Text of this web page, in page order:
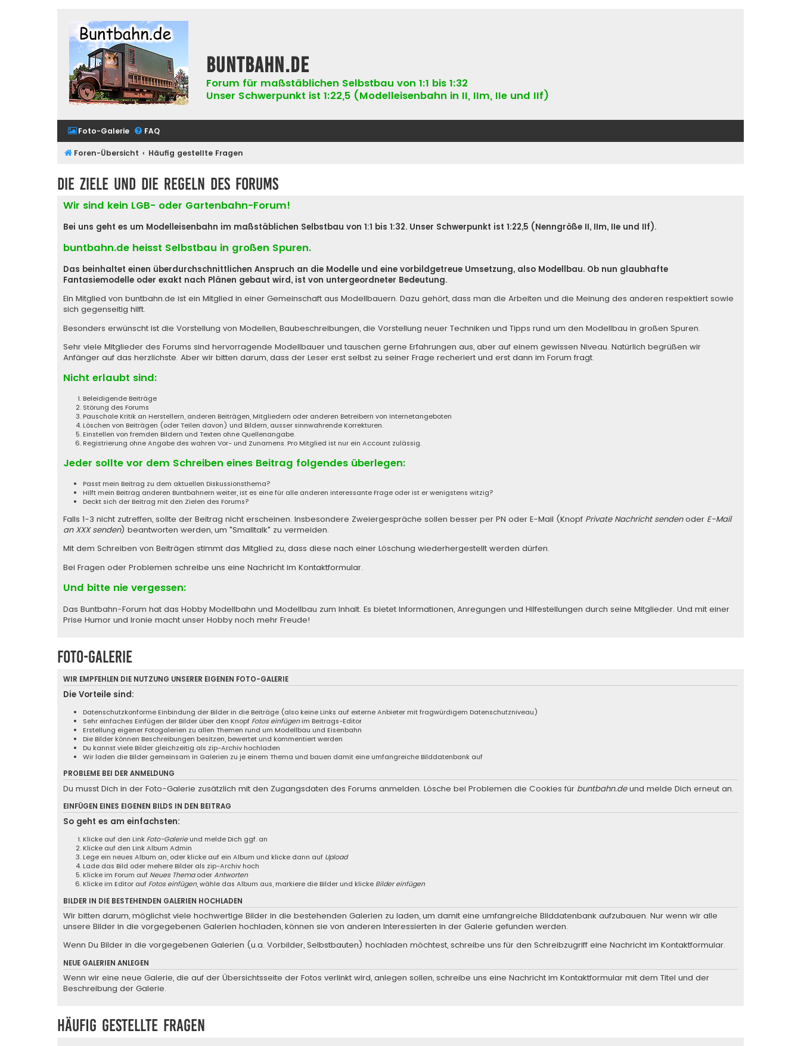
buntbahn.de
Forum für maßstäblichen Selbstbau von 1:1 bis 1:32
Unser Schwerpunkt ist 1:22,5 (Modelleisenbahn in II, IIm, IIe und IIf)
Foto-Galerie FAQ
Foren-Übersicht Häufig gestellte Fragen
Die Ziele und die Regeln des Forums
Wir sind kein LGB- oder Gartenbahn-Forum!
Bei uns geht es um Modelleisenbahn im maßstäblichen Selbstbau von 1:1 bis 1:32. Unser Schwerpunkt ist 1:22,5 (Nenngröße II, IIm, IIe und IIf).
buntbahn.de heisst Selbstbau in großen Spuren.
Das beinhaltet einen überdurchschnittlichen Anspruch an die Modelle und eine vorbildgetreue Umsetzung, also Modellbau. Ob nun glaubhafte
Fantasiemodelle oder exakt nach Plänen gebaut wird, ist von untergeordneter Bedeutung.
Ein Mitglied von buntbahn.de ist ein Mitglied in einer Gemeinschaft aus Modellbauern. Dazu gehört, dass man die Arbeiten und die Meinung des anderen respektiert sowie
sich gegenseitig hilft.
Besonders erwünscht ist die Vorstellung von Modellen, Baubeschreibungen, die Vorstellung neuer Techniken und Tipps rund um den Modellbau in großen Spuren.
Sehr viele Mitglieder des Forums sind hervorragende Modellbauer und tauschen gerne Erfahrungen aus, aber auf einem gewissen Niveau. Natürlich begrüßen wir
Anfänger auf das herzlichste. Aber wir bitten darum, dass der Leser erst selbst zu seiner Frage recheriert und erst dann im Forum fragt.
Nicht erlaubt sind:
Beleidigende Beiträge
Störung des Forums
Pauschale Kritik an Herstellern, anderen Beiträgen, Mitgliedern oder anderen Betreibern von Internetangeboten
Löschen von Beiträgen (oder Teilen davon) und Bildern, ausser sinnwahrende Korrekturen.
Einstellen von fremden Bildern und Texten ohne Quellenangabe.
Registrierung ohne Angabe des wahren Vor- und Zunamens. Pro Mitglied ist nur ein Account zulässig.
Jeder sollte vor dem Schreiben eines Beitrag folgendes überlegen:
Passt mein Beitrag zu dem aktuellen Diskussionsthema?
Hilft mein Beitrag anderen Buntbahnern weiter, ist es eine für alle anderen interessante Frage oder ist er wenigstens witzig?
Deckt sich der Beitrag mit den Zielen des Forums?
Falls 1-3 nicht zutreffen, sollte der Beitrag nicht erscheinen. Insbesondere Zweiergespräche sollen besser per PN oder E-Mail (Knopf Private Nachricht sendenoder E-Mail
an XXX senden) beantworten werden, um "Smalltalk" zu vermeiden.
Mit dem Schreiben von Beiträgen stimmt das Mitglied zu, dass diese nach einer Löschung wiederhergestellt werden dürfen.
Bei Fragen oder Problemen schreibe uns eine Nachricht im Kontaktformular.
Und bitte nie vergessen:
Das Buntbahn-Forum hat das Hobby Modellbahn und Modellbau zum Inhalt. Es bietet Informationen, Anregungen und Hilfestellungen durch seine Mitglieder. Und mit einer
Prise Humor und Ironie macht unser Hobby noch mehr Freude!
Foto-Galerie
WIR EMPFEHLEN DIE NUTZUNG UNSERER EIGENEN FOTO-GALERIE
Die Vorteile sind:
Datenschutzkonforme Einbindung der Bilder in die Beiträge (also keine Links auf externe Anbieter mit fragwürdigem Datenschutzniveau)
Sehr einfaches Einfügen der Bilder über den Knopf Fotos einfügenim Beitrags-Editor
Erstellung eigener Fotogalerien zu allen Themen rund um Modellbau und Eisenbahn
Die Bilder können Beschreibungen besitzen, bewertet und kommentiert werden
Du kannst viele Bilder gleichzeitig als zip-Archiv hochladen
Wir laden die Bilder gemeinsam in Galerien zu je einem Thema und bauen damit eine umfangreiche Bilddatenbank auf
PROBLEME BEI DER ANMELDUNG
Du musst Dich in der Foto-Galerie zusätzlich mit den Zugangsdaten des Forums anmelden. Lösche bei Problemen die Cookies für buntbahn.deund melde Dich erneut an.
EINFÜGEN EINES EIGENEN BILDS IN DEN BEITRAG
So geht es am einfachsten:
Klicke auf den Link Foto-Galerieund melde Dich ggf. an
Klicke auf den LinkAlbum Admin
Lege ein neues Album an, oder klicke auf ein Album und klicke dann auf Upload
Lade das Bild oder mehere Bilder als zip-Archiv hoch
Klicke im Forum auf Neues ThemaoderAntworten
Klicke im Editor auf Fotos einfügen, wähle das Album aus, markiere die Bilder und klicke Bilder einfügen
BILDER IN DIE BESTEHENDEN GALERIEN HOCHLADEN
Wir bitten darum, möglichst viele hochwertige Bilder in die bestehenden Galerien zu laden, um damit eine umfangreiche Bilddatenbank aufzubauen. Nur wenn wir alle
unsere Bilder in die vorgegebenen Galerien hochladen, können sie von anderen Interessierten in der Galerie gefunden werden.
Wenn Du Bilder in die vorgegebenen Galerien (u.a. Vorbilder, Selbstbauten) hochladen möchtest, schreibe uns für den Schreibzugriff eine Nachricht im Kontaktformular.
NEUE GALERIEN ANLEGEN
Wenn wir eine neue Galerie, die auf der Übersichtsseite der Fotos verlinkt wird, anlegen sollen, schreibe uns eine Nachricht im Kontaktformular mit dem Titel und der
Beschreibung der Galerie.
Häufig gestellte Fragen